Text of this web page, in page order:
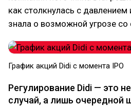
как столкнулась с
знала о возможной угрозе со
График акций Didi с момента IPO
Регулирование Didi — это
случай, а лишь очередной